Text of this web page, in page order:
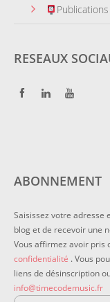
Publications
RESEAUX
ABONNEMENT
Saisissez votre adresse
blog et de recevoir une
Vous affirmez avoir pris
confidentialité . Vous
liens de désinscription
info@timecodemusic.fr